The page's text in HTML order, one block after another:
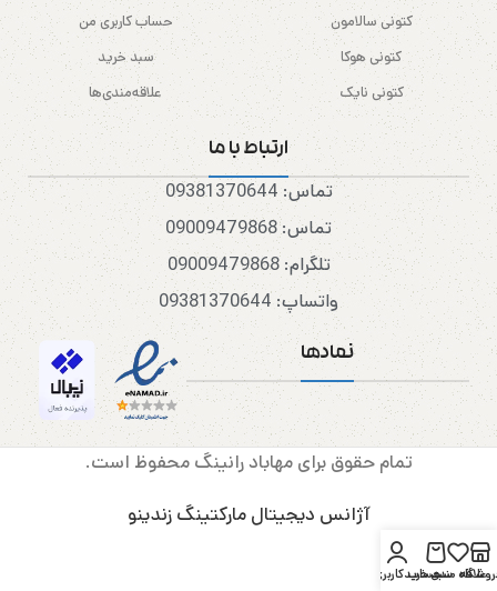
کتونی سالامون
کتونی هوکا
کتونی نایک
حساب کاربری من
سبد خرید
علاقه‌مندی‌ها
ارتباط با ما
تماس: 09381370644
تماس: 09009479868
تلگرام: 09009479868
واتساپ: 09381370644
نمادها
تمام حقوق برای مهاباد رانینگ محفوظ است.
آژانس دیجیتال مارکتینگ زندینو
علاقه مندیسبد خرید
حساب کاربری من